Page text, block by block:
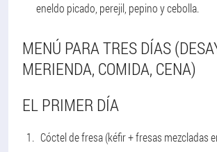
eneldo picado, perejil, pepino y cebolla.
MENÚ PARA TRES DÍAS
MERIENDA, COMIDA, CENA)
EL PRIMER DÍA
Cóctel de fresa (kéfir + fresas mezcladas